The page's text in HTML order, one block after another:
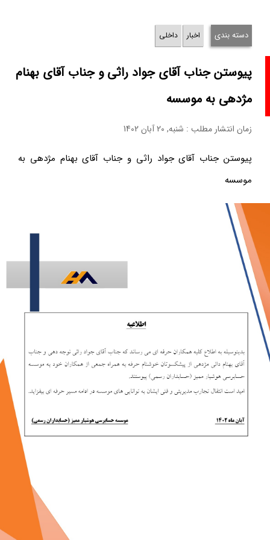
دسته بندی اخبار داخلی
پیوستن جناب آقای جواد راثی و جناب آقای بهنام
مژدهی به موسسه
زمان انتشار مطلب : شنبه, 20 آبان 1402
پیوستن جناب آقای جواد راثی و جناب آقای بهنام مژدهی به
موسسه